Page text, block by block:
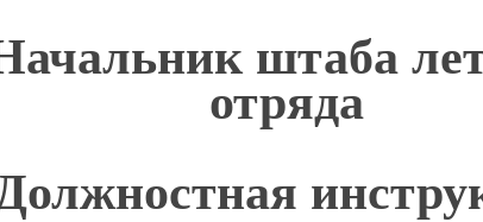
штаба
отряда